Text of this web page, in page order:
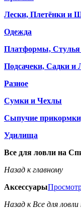
Лески, Плетёнки и
Одежда
Платформы, Стулья
Подсачеки, Садки и
Разное
Сумки и Чехлы
Сыпучие
Удилища
Все для ловли на
Назад к главному
Аксессуары
Назад к Все для